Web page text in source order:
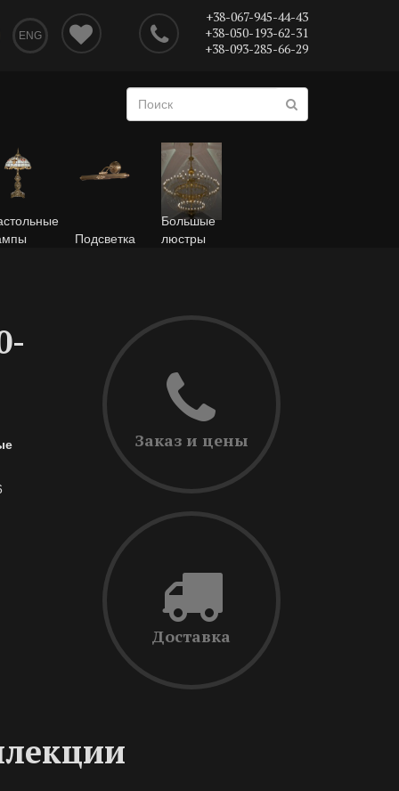
ENG
+38-067-945-44-43
+38-050-193-62-31
+38-093-285-66-29
Подсветка
Большые
люстры
Заказ и цены
Доставка